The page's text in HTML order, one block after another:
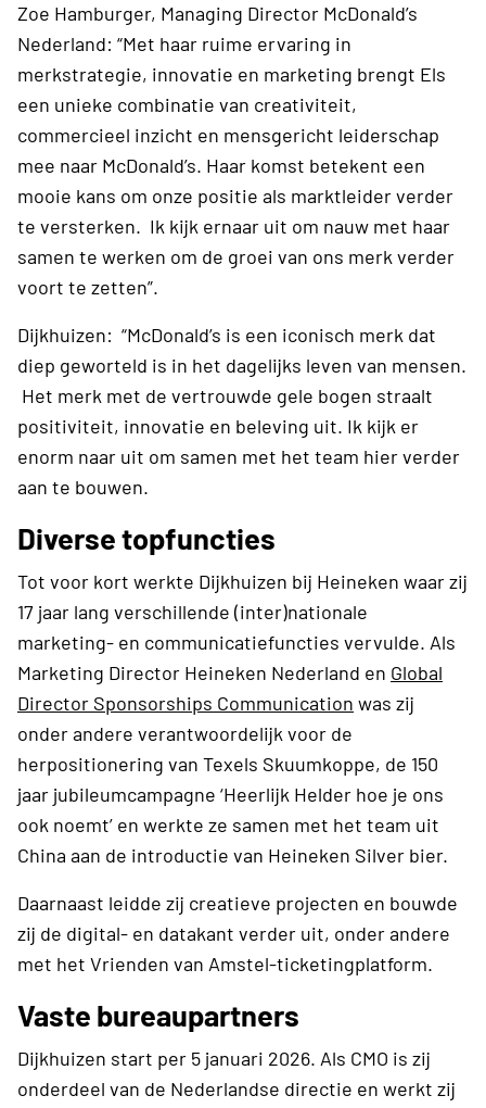
Zoe Hamburger, Managing Director McDonald’s
Nederland: “Met haar ruime ervaring in
merkstrategie, innovatie en marketing brengt Els
een unieke combinatie van creativiteit,
commercieel inzicht en mensgericht leiderschap
mee naar McDonald’s. Haar komst betekent een
mooie kans om onze positie als marktleider verder
te versterken. Ik kijk ernaar uit om nauw met haar
samen te werken om de groei van ons merk verder
voort te zetten”.
Dijkhuizen: “McDonald’s is een iconisch merk dat
diep geworteld is in het dagelijks leven van mensen.
Het merk met de vertrouwde gele bogen straalt
positiviteit, innovatie en beleving uit. Ik kijk er
enorm naar uit om samen met het team hier verder
aan te bouwen.
Diverse topfuncties
Tot voor kort werkte Dijkhuizen bij Heineken waar zij
17 jaar lang verschillende (inter)nationale
marketing- en communicatiefuncties vervulde. Als
Marketing Director Heineken Nederland en Global
Director Sponsorships Communication was zij
onder andere verantwoordelijk voor de
herpositionering van Texels Skuumkoppe, de 150
jaar jubileumcampagne ‘Heerlijk Helder hoe je ons
ook noemt’ en werkte ze samen met het team uit
China aan de introductie van Heineken Silver bier.
Daarnaast leidde zij creatieve projecten en bouwde
zij de digital- en datakant verder uit, onder andere
met het Vrienden van Amstel-ticketingplatform.
Vaste bureaupartners
Dijkhuizen start per 5 januari 2026. Als CMO is zij
onderdeel van de Nederlandse directie en werkt zij